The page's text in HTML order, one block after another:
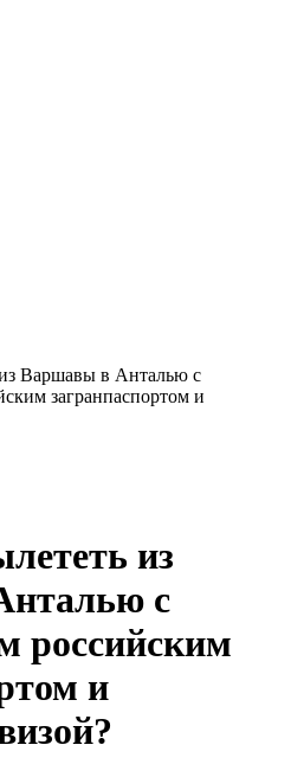
Варшавы в Анталью с
загранпаспортом и
из
с
российским
и